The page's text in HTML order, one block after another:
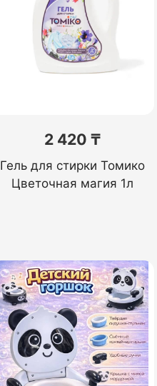
2 420 ₸
Гель для стирки Томико
Цветочная магия 1л